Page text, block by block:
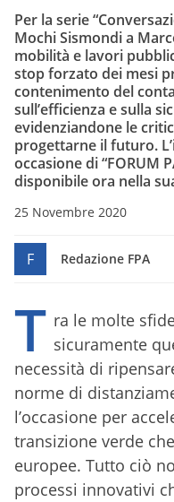
Per la serie
Mochi Sismondi a
mobilità e lavori
stop forzato dei mesi
contenimento del
sull’efficienza e sulla
evidenziandone le
progettarne il futuro.
occasione di “FORUM
disponibile ora nella
25 Novembre 2020
F Redazione FPA
T ra le molte
sicuramente
necessità di
norme di
l’occasione per
transizione verde
europee. Tutto ciò
processi innovativi